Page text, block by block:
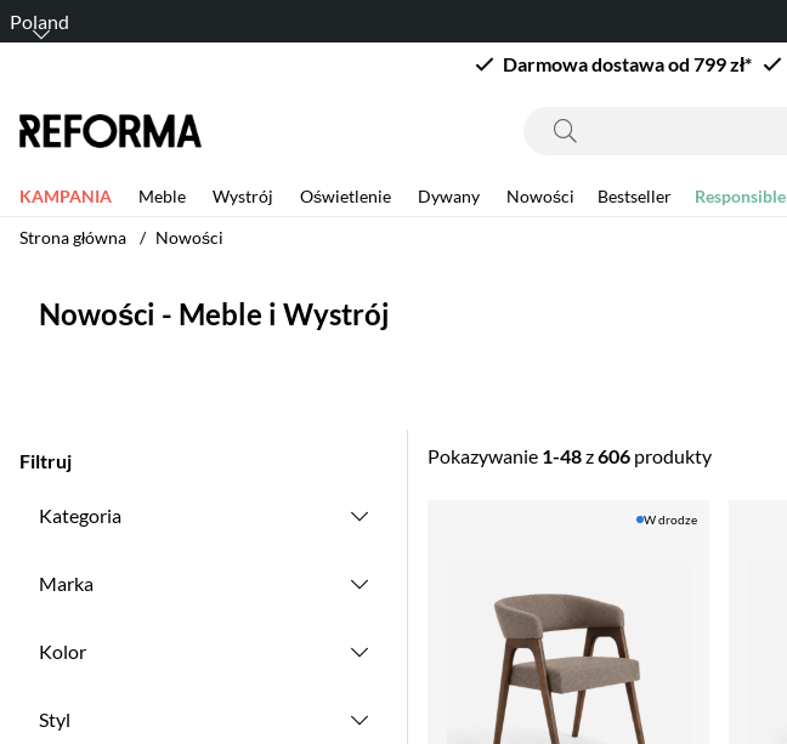
Poland
Darmowa dostawa od 799 zł*
KAMPANIA Meble Wystrój Oświetlenie Dywany Nowości Bestseller Responsible
Strona główna
Nowości
Nowości - Meble i Wystrój
Filtruj
Kategoria
Marka
Kolor
Styl
Pokazywanie 1-48z606 produkty
W drodze